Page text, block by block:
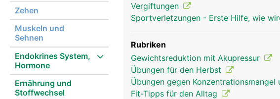
Zehen
Muskeln und
Sehnen
Endokrines System,
Hormone
Ernährung und
Stoffwechsel
Vergiftungen
Sportverletzungen - Erste Hilfe, wie
Rubriken
Gewichtsreduktion mit Akupressur
Übungen für den Herbst
Übungen gegen Konzentrationsmangel
Fit-Tipps für den Alltag